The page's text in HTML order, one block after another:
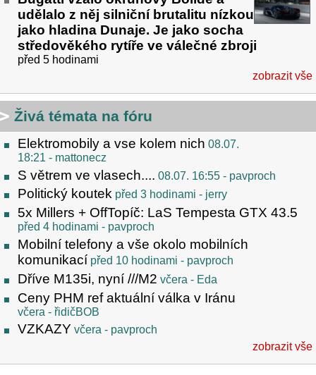
udělalo z něj silniční brutalitu nízkou
jako hladina Dunaje. Je jako socha
středověkého rytíře ve válečné zbroji
před 5 hodinami
zobrazit vše
Živá témata na fóru
Elektromobily a vse kolem nich 08.07.
18:21 - mattonecz
S větrem ve vlasech.... 08.07. 16:55 - pavproch
Politický koutek před 3 hodinami - jerry
5x Millers + OffTopíč: LaS Tempesta GTX 43.5
před 4 hodinami - pavproch
Mobilní telefony a vše okolo mobilních
komunikací před 10 hodinami - pavproch
Dříve M135i, nyní ///M2 včera - Eda
Ceny PHM ref aktuální válka v Iránu
včera - řidičBOB
VZKAZY včera - pavproch
zobrazit vše